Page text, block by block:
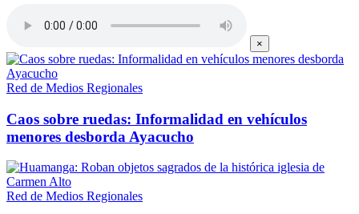
×
Red de Medios Regionales
Caos sobre ruedas: Informalidad en vehículos
menores desborda Ayacucho
Red de Medios Regionales